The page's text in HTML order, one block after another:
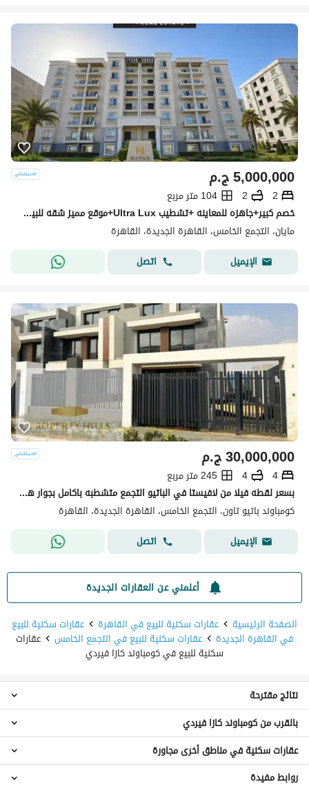
ج.م5,000,000
2
2
104 متر مربع
خصم كبير+جاهزه للمعاينه +تشطيب Ultra Lux+موقع مميز شقه للبيع في كمبوند مايان التجمع الخامس بين سوان ليك حسن علام و LMD دقايق من HYDE PARK & MIVIDA
مايان، التجمع الخامس، القاهرة الجديدة، القاهرة
الإيميل
اتصل
ج.م30,000,000
4
4
245 متر مربع
بسعر لقطه فيلا من لافيستا في الباتيو التجمع متشطبه باكامل بجوار هايد بارك
كومباوند باتيو تاون، التجمع الخامس، القاهرة الجديدة، القاهرة
الإيميل
اتصل
أعلمني عن العقارات الجديدة
الصفحة الرئيسية
عقارات سكنية للبيع في القاهرة عقارات سكنية للبيع
في القاهرة الجديدة عقارات سكنية للبيع في التجمع الخامس عقارات
سكنية للبيع في كومباوند كازا فيردي
عقارات 4 غرف نوم للبيع في كومباوند كازا فيردي
عقارات 5 غرف نوم للبيع في كومباوند كازا فيردي
فيلات للبيع في كومباوند كازا فيردي
توين هاوس للبيع في كومباوند كازا فيردي
نتائج مقترحة
عقارات للبيع في كومباوند الباتيو
عقارات للبيع في سلفر بالم
عقارات للبيع في كومباوند فيلدج أفينيو
بالقرب من كومباوند كازا فيردي
عقارات للبيع في القطامية
عقارات سكنية في مناطق أخرى مجاورة
روابط مفيدة